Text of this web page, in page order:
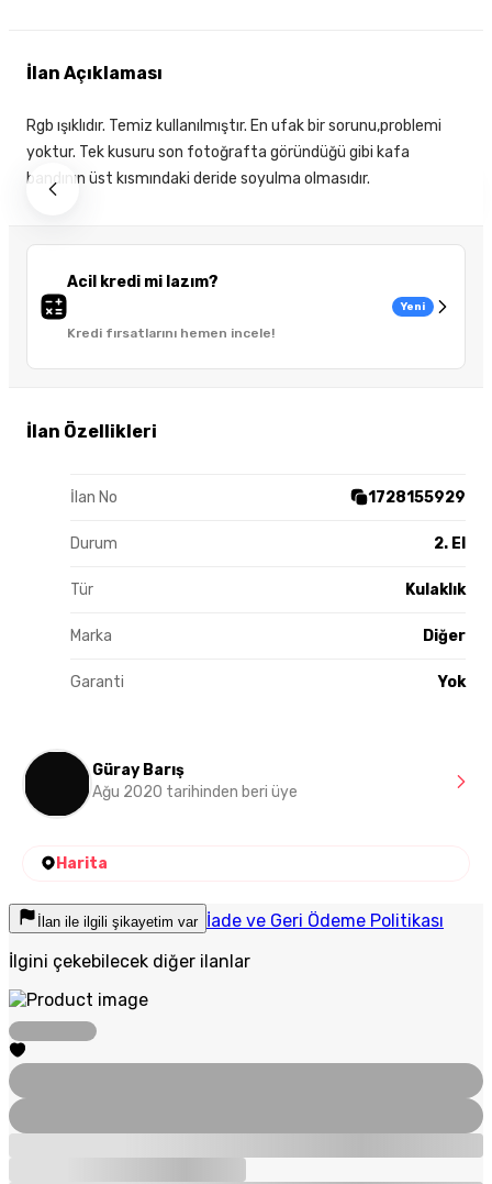
Acil kredi mi lazım?
Kredi fırsatlarını hemen incele!
Yeni
İlan Özellikleri
İlan No 1728155929
Durum 2. El
Tür Kulaklık
Marka Diğer
Garanti Yok
İlan Açıklaması
Rgb ışıklıdır. Temiz kullanılmıştır. En ufak bir sorunu,problemi
yoktur. Tek kusuru son fotoğrafta göründüğü gibi kafa
bandının üst kısmındaki deride soyulma olmasıdır.
Güray Barış
Ağu 2020 tarihinden beri üye
Harita
İlan ile ilgili şikayetim var İade ve Geri Ödeme Politikası
İlgini çekebilecek diğer ilanlar